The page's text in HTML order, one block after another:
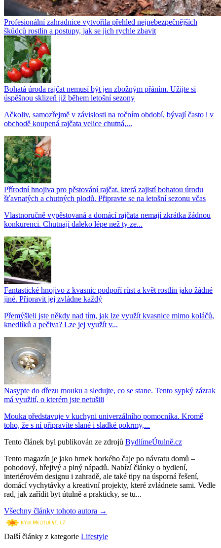
Profesionální zahradnice vytvořila přehled nejnebezpečnějších
škůdců rostlin a postupy, jak se jich rychle zbavit
Bohatá úroda rajčat nemusí být jen zbožným přáním. Užijte si
úspěšnou sklizeň již během letošní sezony
Ačkoliv, samozřejmě v závislosti na ročním období, bývají často i v
obchodě koupená rajčata velice chutná,...
Přírodní hnojiva pro pěstování rajčat, která zajistí bohatou úrodu
šťavnatých a chutných plodů. Připravte se na letošní sezonu včas
Vlastnoručně vypěstovaná a domácí rajčata nemají zkrátka žádnou
konkurenci. Chutnají daleko lépe než ty ze...
Fantastické hnojivo z kvasnic podpoří růst a květ rostlin jako žádné
jiné. Připravit jej zvládne každý
Přemýšleli jste někdy nad tím, jak lze využít kvasnice mimo koláčů,
knedlíků a pečiva? Lze jej využít v...
Nasypte do dřezu mouku a sledujte, co se stane. Tento sypký zázrak
má využití, o kterém jste netušili
Mouka představuje v kuchyni univerzálního pomocníka. Kromě
toho, že s ní připravíte slané i sladké pokrmy,...
Tento článek byl publikován ze zdrojů BydlímeÚtulně.cz
Tento magazín je jako hrnek horkého čaje po návratu domů –
pohodový, hřejivý a plný nápadů. Nabízí články o bydlení,
interiérovém designu i zahradě, ale také tipy na úsporná řešení,
domácí vychytávky a kreativní projekty, které zvládnete sami. Vedle
rad, jak zařídit byt útulně a prakticky, se tu...
Všechny články tohoto autora →
Další články z kategorie Lifestyle